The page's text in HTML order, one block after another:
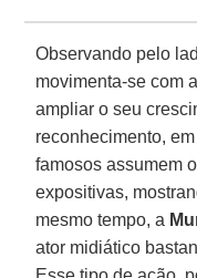
Observando pelo
movimenta-se com
ampliar o seu
reconhecimento,
famosos assumem
expositivas,
mesmo tempo, a
ator midiático